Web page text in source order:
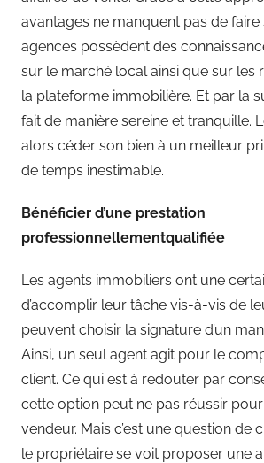
avantages ne manquent pas de faire
agences possèdent des
sur le marché local ainsi que sur les
la plateforme immobilière. Et par la
fait de manière sereine et tranquille.
alors céder son bien à un meilleur
de temps inestimable.
Bénéficier d’une prestation
professionnellementqualifiée
Les agents immobiliers ont une
d’accomplir leur tâche vis-à-vis de
peuvent choisir la signature d’un
Ainsi, un seul agent agit pour le
client. Ce qui est à redouter par
cette option peut ne pas réussir
vendeur. Mais c’est une question de
le propriétaire se voit proposer une